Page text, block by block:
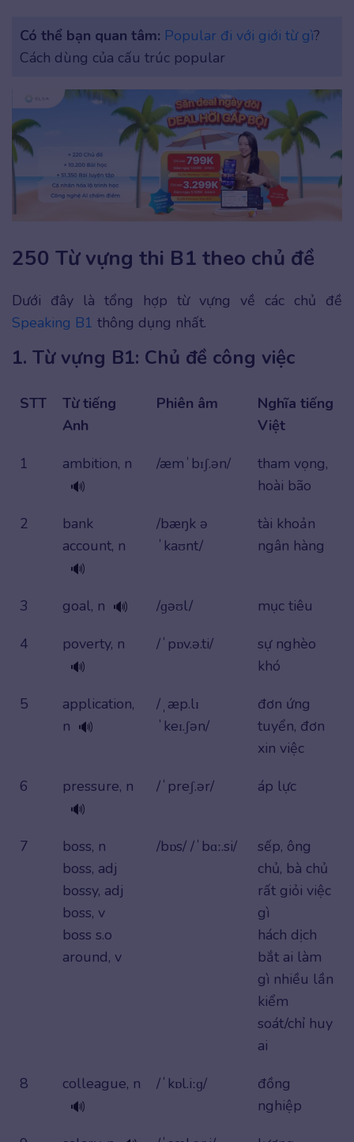
Có thể bạn quan tâm: Popular đi với giới từ gì?
Cách dùng của cấu trúc popular
250 Từ vựng thi B1 theo chủ đề
Dưới đây là tổng hợp từ vựng về các chủ đề
Speaking B1 thông dụng nhất.
1. Từ vựng B1: Chủ đề công việc
STT
Từ tiếng
Anh
Phiên âm
Nghĩa tiếng
Việt
1
ambition, n
🔊
/æmˈbɪʃ.ən/
tham vọng,
hoài bão
2
bank
account, n
🔊
/bæŋk ə
ˈkaʊnt/
tài khoản
ngân hàng
3 goal, n 🔊 /ɡəʊl/
mục tiêu
4
poverty, n
🔊
/ˈpɒv.ə.ti/
sự nghèo
khó
5
application,
n 🔊
/ˌæp.lɪ
ˈkeɪ.ʃən/
đơn ứng
tuyển, đơn
xin việc
6
pressure, n
🔊
/ˈpreʃ.ər/ áp lực
7
boss, n
boss, adj
bossy, adj
boss, v
boss s.o
around, v
/bɒs/ /ˈbɑː.si/
sếp, ông
chủ, bà chủ
rất giỏi việc
gì
hách dịch
bắt ai làm
gì nhiều lần
kiểm
soát/chỉ huy
ai
8
colleague, n
🔊
/ˈkɒl.iːɡ/
đồng
nghiệp